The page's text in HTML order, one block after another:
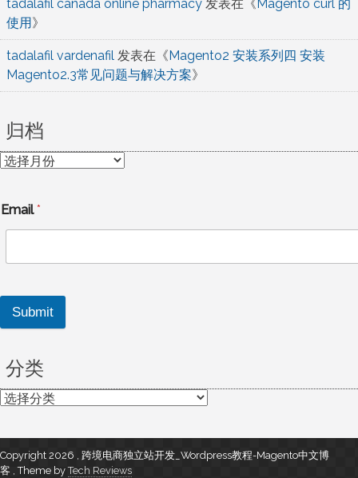
tadalafil canada online pharmacy 发表在《Magento curl 的
使用》
tadalafil vardenafil 发表在《Magento2 安装系列四 安装
Magento2.3常见问题与解决方案》
归档
归
Email*
Submit
分类
分
Copyright 2026 , 跨境电商独立站开发_Wordpress教程-Magento中文博
客 ,Theme byTech Reviews